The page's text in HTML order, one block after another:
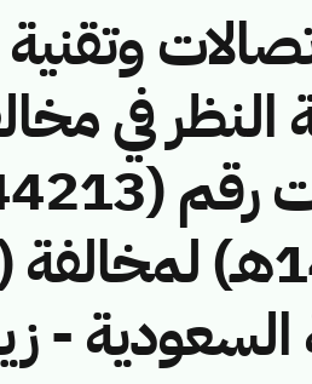
النظر في
ق/1442هـ)
السعودية -